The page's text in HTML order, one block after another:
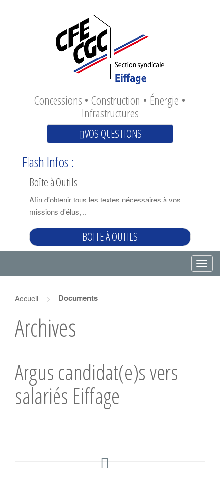
Concessions • Construction • Énergie •
Infrastructures
VOS QUESTIONS
Flash Infos :
Boîte à Outils
Afin d'obtenir tous les textes nécessaires à vos
missions d'élus,...
BOITE À OUTILS
T
o
Accueil > Documents
Archives
Argus candidat(e)s vers
salariés Eiffage